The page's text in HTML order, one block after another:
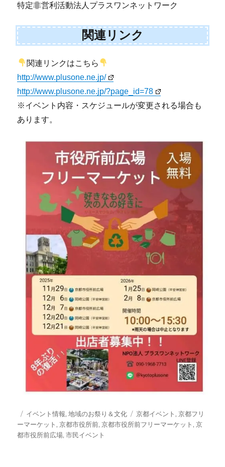
特定非営利活動法人プラスワンネットワーク
関連リンク
関連リンクはこちら
http://www.plusone.ne.jp/
http://www.plusone.ne.jp/?page_id=78
※イベント内容・スケジュールが変更される場合も
あります。
投
稿
日:
カ
テ
ゴ
イベント情報,地域のお祭り＆文化
タ
グ
京都イベント ,京都フリ
ーマーケット ,京都市役所前,京都市役所前フリーマーケット ,京
都市役所前広場,市民イベント